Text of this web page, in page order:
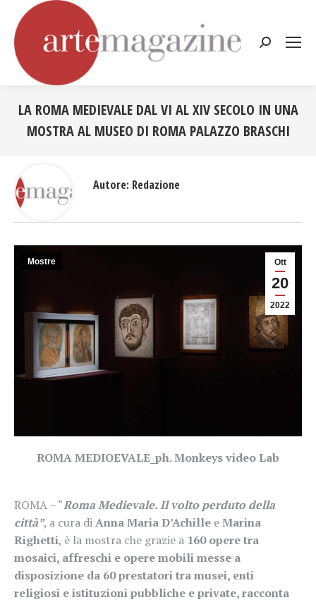
Cerca:
LA ROMA MEDIEVALE DAL VI AL XIV SECOLO IN UNA
MOSTRA AL MUSEO DI ROMA PALAZZO BRASCHI
Ott
20
2022
Mostre
ROMA MEDIOEVALE_ph. Monkeys video Lab
ROMA – “Roma Medievale. Il volto perduto della
città”, a cura diAnna Maria D’Achille eMarina
Righetti, è la mostra che grazie a 160 operetra
mosaici, affreschi e opere mobili messe a
disposizione da 60 prestatori tra musei, enti
religiosi e istituzioni pubbliche e private, racconta
Autore: Redazione